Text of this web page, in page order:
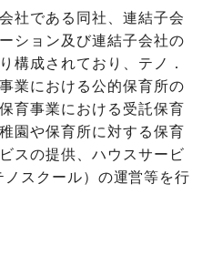
社である同社、連結子会
ション及び連結子会社の
構成されており、テノ．
業における公的保育所の
育事業における受託保育
園や保育所に対する保育
スの提供、ハウスサービ
スクール）の運営等を行